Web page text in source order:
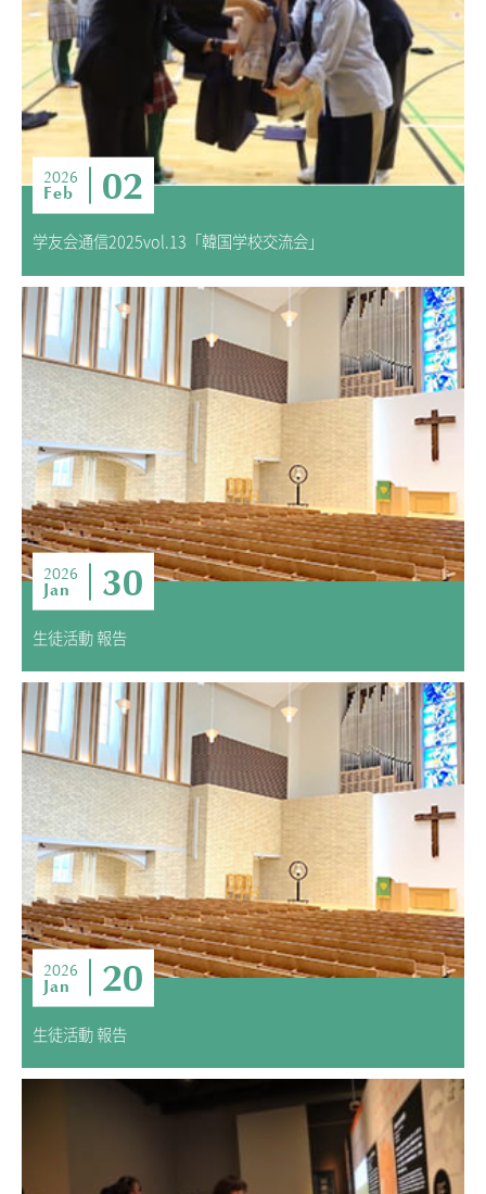
2026
Feb 02
学友会通信2025vol.13「韓国学校交流会」
2026
Jan 30
生徒活動 報告
2026
Jan 20
生徒活動 報告